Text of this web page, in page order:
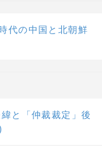
代の中国と北朝鮮
と「仲裁裁定」後